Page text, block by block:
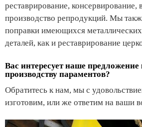
реставрирование, консервирование,
производство репродукций. Мы
поправки имеющихся
деталей, как и реставрирование
Вас интересует наше предложение
производству параментов?
Обратитесь к нам, мы с
изготовим, или же ответим на ваши